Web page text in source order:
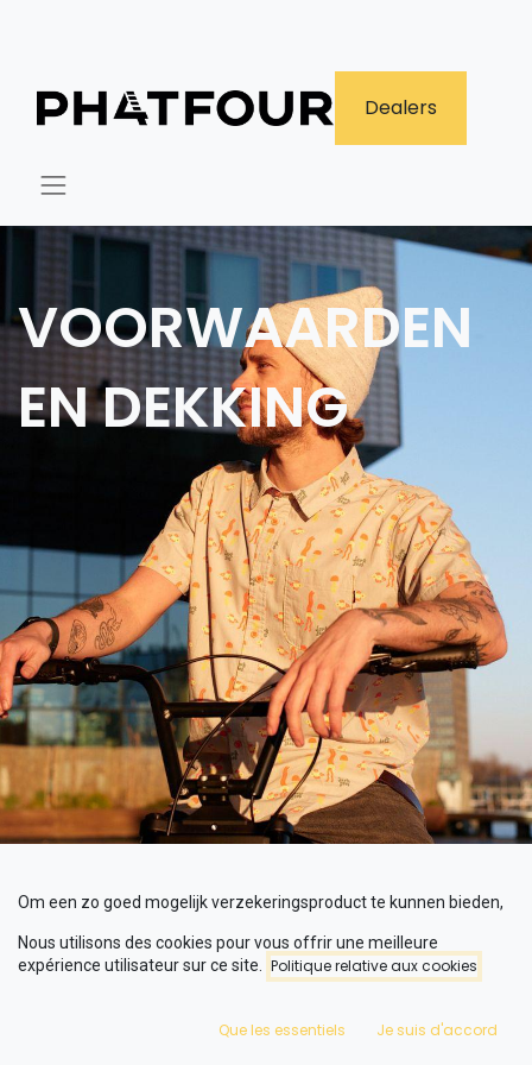
​Dealers
VOORWAARDEN
EN DEKKING
Om een zo goed mogelijk verzekeringsproduct te kunnen bieden,
te beiden. Dit is een doorlopende verzekering met een looptijd van
1 jaar. Deze verzekering kan alleen worden afgesloten voor een
Nous utilisons des cookies pour vous offrir une meilleure
expérience utilisateur sur ce site.
Politique relative aux cookies
Que les essentiels Je suis d'accord